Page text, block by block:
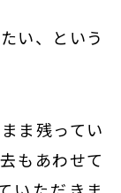
い、という
ま残ってい
もあわせて